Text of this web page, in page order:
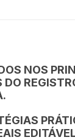
NOS